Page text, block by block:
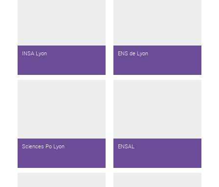
INSA Lyon ENS de Lyon
Sciences Po Lyon ENSAL